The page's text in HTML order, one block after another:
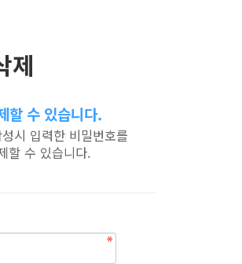
제
할 수 있습니다.
시 입력한 비밀번호를
할 수 있습니다.